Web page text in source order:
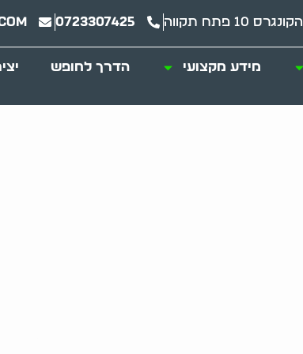
הקונגרס 10 פתח תקווה 0723307425
מידע מקצועי הדרך לחופש